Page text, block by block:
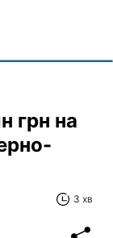
грн на
3 хв